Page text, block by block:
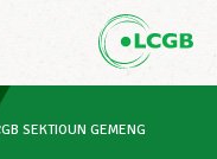
SEKTIOUN GEMENG